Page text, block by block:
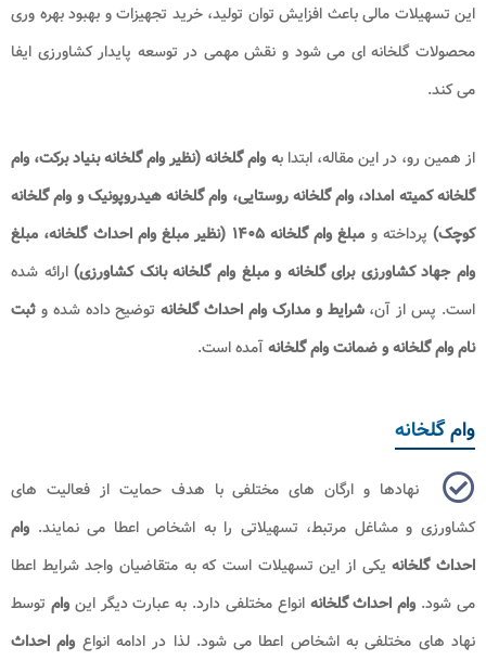
این تسهیلات مالی باعث افزایش توان تولید، خرید تجهیزات و بهبود بهره وری
محصولات گلخانه ای می شود و نقش مهمی در توسعه پایدار کشاورزی ایفا
می کند.
از همین رو، در این مقاله، ابتدا به وام گلخانه (نظیر وام گلخانه بنیاد برکت، وام
گلخانه کمیته امداد، وام گلخانه روستایی، وام گلخانه هیدروپونیک و وام گلخانه
کوچک) پرداخته و
مبلغ وام گلخانه ۱۴۰۵ (نظیر مبلغ وام احداث گلخانه، مبلغ
وام جهاد کشاورزی برای گلخانه و مبلغ وام گلخانه بانک کشاورزی)ارائه شده
است. پس از آن،شرایط و مدارک وام احداث گلخانهتوضیح داده شده و ثبت
نام وام گلخانه و ضمانت وام گلخانهآمده است.
وام گلخانه
نهادها و ارگان های مختلفی با هدف حمایت از فعالیت های
کشاورزی و مشاغل مرتبط، تسهیلاتی را به اشخاص اعطا می نمایند. وام
احداث گلخانه یکی از این تسهیلات است که به متقاضیان واجد شرایط اعطا
می شود. وام احداث گلخانه انواع مختلفی دارد. به عبارت دیگر اینوام توسط
نهاد های مختلفی به اشخاص اعطا می شود. لذا در ادامه انواع وام احداث